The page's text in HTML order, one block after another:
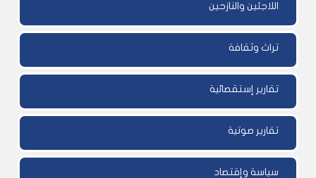
اللاجئين والنازحين
تراث وثقافة
تقارير إستقصائية
تقارير صوتية
سياسة وإقتصاد